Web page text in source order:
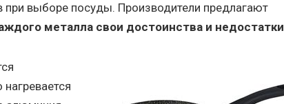
выборе посуды. Производители предлагают
металла свои достоинства и недостатки